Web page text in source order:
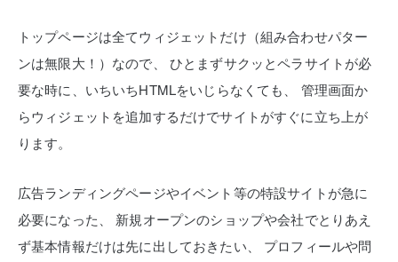
トップページは全てウィジェットだけ（組み合わせパター
ンは無限大！）なので、
ひとまずサクッとペラサイトが必
要な時に、いちいちHTMLをいじらなくても、
管理画面か
らウィジェットを追加するだけでサイトがすぐに立ち上が
ります。
広告ランディングページやイベント等の特設サイトが急に
必要になった、
新規オープンのショップや会社でとりあえ
ず基本情報だけは先に出しておきたい、
プロフィールや問